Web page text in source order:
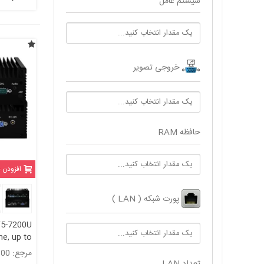
خروجی تصویر
حافظه RAM
پورت شبکه ( LAN )
افزودن
7200U
up to
مرجع: 5311000